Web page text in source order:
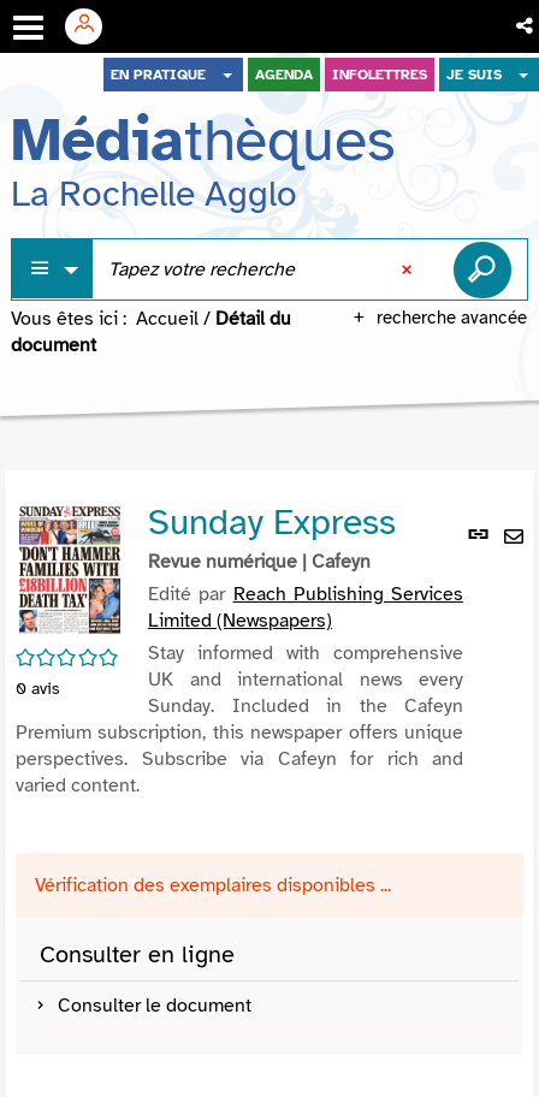
menu
contenu
recherche
EN PRATIQUE AGENDA INFOLETTRES JE SUIS
Médiathèques
La Rochelle Agglo
recherche avancée
Vous êtes ici : Accueil / Détail du
document
Lien
/5
0 avis
Sunday Express
Revue numérique | Cafeyn
Edité par Reach Publishing Services
Limited (Newspapers)
Stay informed with comprehensive
UK and international news every
Sunday. Included in the Cafeyn
Premium subscription, this newspaper offers unique
perspectives. Subscribe via Cafeyn for rich and
varied content.
Vérification des exemplaires disponibles ...
Consulter en ligne
Consulter le document